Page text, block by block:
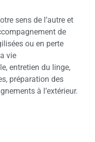
sens de l’autre et
de
ou en perte
vie
entretien du linge,
préparation des
à l’extérieur.